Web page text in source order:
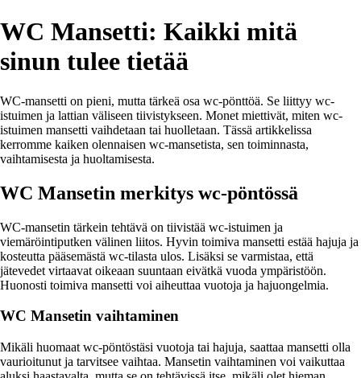
WC Mansetti: Kaikki mitä
sinun tulee tietää
WC-mansetti on pieni, mutta tärkeä osa wc-pönttöä. Se liittyy wc-
istuimen ja lattian väliseen tiivistykseen. Monet miettivät, miten wc-
istuimen mansetti vaihdetaan tai huolletaan. Tässä artikkelissa
kerromme kaiken olennaisen wc-mansetista, sen toiminnasta,
vaihtamisesta ja huoltamisesta.
WC Mansetin merkitys wc-pöntössä
WC-mansetin tärkein tehtävä on tiivistää wc-istuimen ja
viemäröintiputken välinen liitos. Hyvin toimiva mansetti estää hajuja ja
kosteutta pääsemästä wc-tilasta ulos. Lisäksi se varmistaa, että
jätevedet virtaavat oikeaan suuntaan eivätkä vuoda ympäristöön.
Huonosti toimiva mansetti voi aiheuttaa vuotoja ja hajuongelmia.
WC Mansetin vaihtaminen
Mikäli huomaat wc-pöntöstäsi vuotoja tai hajuja, saattaa mansetti olla
vaurioitunut ja tarvitsee vaihtaa. Mansetin vaihtaminen voi vaikuttaa